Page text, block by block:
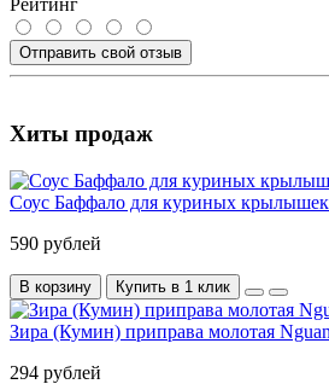
Отправить свой отзыв
Хиты продаж
Соус Баффало для куриных
590 рублей
В корзину Купить в 1 клик
Зира (Кумин) приправа молотая
294 рублей